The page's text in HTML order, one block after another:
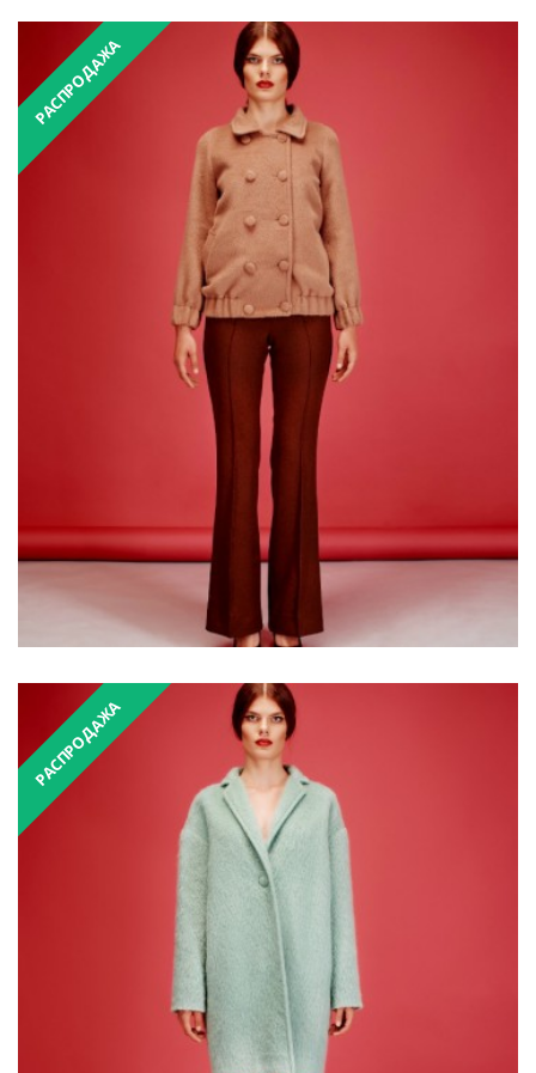
РАСПРОДАЖА
₴12,400.00 ₴6,200.00
РАСПРОДАЖА
₴17,000.00 ₴8,500.00